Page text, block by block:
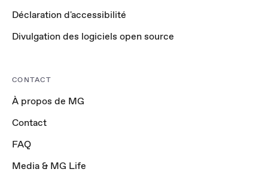
Déclaration d'accessibilité
Divulgation des logiciels open source
CONTACT
À propos de MG
Contact
FAQ
Media & MG Life